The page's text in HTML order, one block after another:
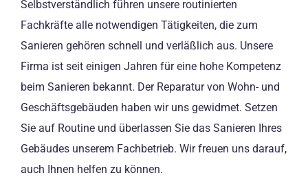
Selbstverständlich führen unsere routinierten
Fachkräfte alle notwendigen Tätigkeiten, die zum
Sanieren gehören schnell und verläßlich aus. Unsere
Firma ist seit einigen Jahren für eine hohe Kompetenz
beim Sanieren bekannt. Der Reparatur von Wohn- und
Geschäftsgebäuden haben wir uns gewidmet. Setzen
Sie auf Routine und überlassen Sie das Sanieren Ihres
Gebäudes unserem Fachbetrieb. Wir freuen uns darauf,
auch Ihnen helfen zu können.